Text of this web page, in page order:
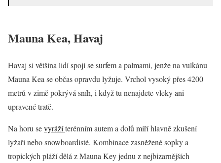
Mauna Kea, Havaj
Havaj si většina lidí spojí se surfem a palmami, jenže na vulkánu
Mauna Kea se občas opravdu lyžuje. Vrchol vysoký přes 4200
metrů v zimě pokrývá sníh, i když tu nenajdete vleky ani
upravené tratě.
Na horu sevyrážíterénním autem a dolů míří hlavně zkušení
lyžaři nebo snowboardisté. Kombinace zasněžené sopky a
tropických pláží dělá z Mauna Key jednu z nejbizarnějších